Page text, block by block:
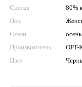
Состав
80%
Пол
Сезон
Произвотитель
OPT-
Цвет